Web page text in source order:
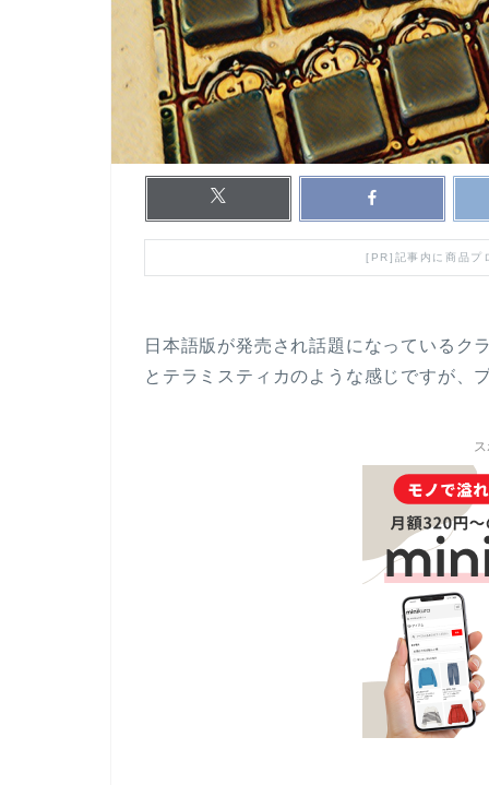
[PR]記事内に商品プ
日本語版が発売され話題になっているク
とテラミスティカのような感じですが、